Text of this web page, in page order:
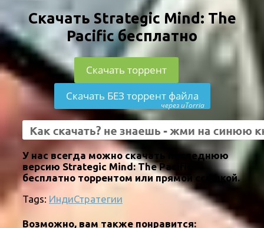
Скачать Strategic Mind: The
Pacific бесплатно
Скачать торрент
Скачать БЕЗ торрент файла
через uTorria
У нас всегда можно скачать последнюю
версию Strategic Mind: The Pacific
бесплатно торрентом или прямой ссылкой.
Tags: ИндиСтратегии
Возможно, вам также понравится: